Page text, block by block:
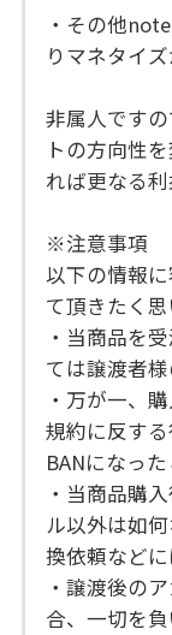
・その他
りマネタイズ
非属人です
トの方向性
れば更なる利
※注意事項
以下の情報
て頂きたく思
・当商品を
ては譲渡者様
・万が一、
規約に反す
BANになっ
・当商品購
ル以外は如
換依頼などに
・譲渡後の
合、一切を負